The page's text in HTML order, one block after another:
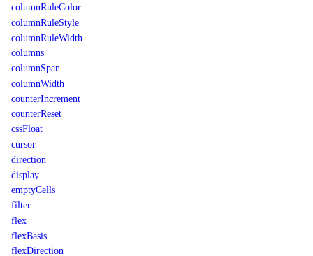
columnRuleColor
columnRuleStyle
columnRuleWidth
columns
columnSpan
columnWidth
counterIncrement
counterReset
cssFloat
cursor
direction
display
emptyCells
filter
flex
flexBasis
flexDirection